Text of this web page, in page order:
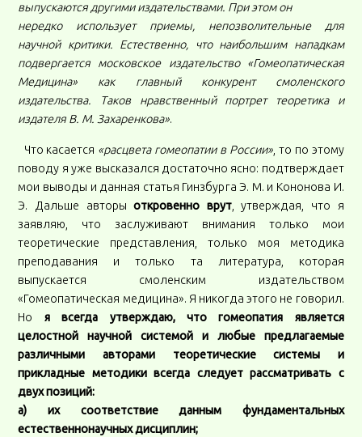
выпускаются другими издательствами. При этом он
нередко использует приемы, непозволительные для
научной критики. Естественно, что наибольшим нападкам
подвергается московское издательство «Гомеопатическая
Медицина» как главный конкурент смоленского
издательства. Таков нравственный портрет теоретика и
издателя В. М. Захаренкова».
Что касается «расцвета гомеопатии в России», то по этому
поводу я уже высказался достаточно ясно: подтверждает
мои выводы и данная статья Гинзбурга Э. М. и Кононова И.
Э. Дальше авторыоткровенно врут, утверждая, что я
заявляю, что заслуживают внимания только мои
теоретические представления, только моя методика
преподавания и только та литература, которая
выпускается смоленским издательством
«Гомеопатическая медицина». Я никогда этого не говорил.
Но я всегда утверждаю, что гомеопатия является
целостной научной системой и любые предлагаемые
различными авторами теоретические системы и
прикладные методики всегда следует рассматривать с
двух позиций:
а) их соответствие данным фундаментальных
естественнонаучных дисциплин;